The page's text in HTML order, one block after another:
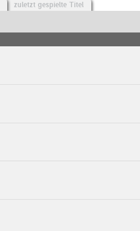
zuletzt gespielte Titel